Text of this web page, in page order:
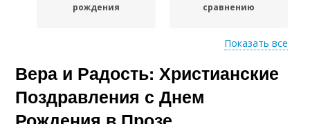
рождения
сравнению
Устное поздравление
Поздравление через
сообщения
Показать все
Вера и Радость: Христианские
Поздравления с Днем